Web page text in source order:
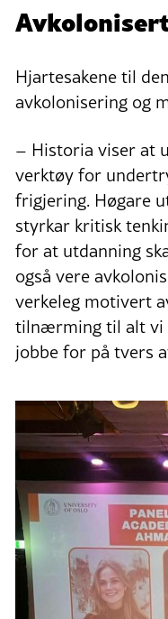
Hjartesakene til
avkolonisering og
– Historia viser at
verktøy for
frigjering. Høgare
styrkar kritisk
for at utdanning
også vere
verkeleg motivert
tilnærming til alt vi
jobbe for på tvers